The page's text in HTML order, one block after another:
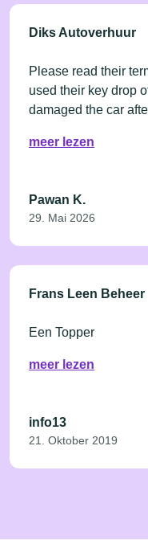
Diks Autoverhuur
Please read their
used their key drop
damaged the car
meer lezen
Pawan K.
29. Mai 2026
Frans Leen Beheer
Een Topper
meer lezen
info13
21. Oktober 2019